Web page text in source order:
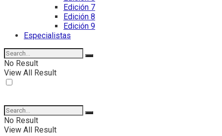
Edición 7
Edición 8
Edición 9
Especialistas
No Result
View All Result
No Result
View All Result